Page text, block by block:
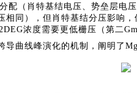
（肖特基结电压、势垒层电
相同），但肖特基结分压影响
浓度需要更低栅压（第二G
曲线峰演化的机制，阐明了